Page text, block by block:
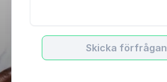
Skicka förfrågan